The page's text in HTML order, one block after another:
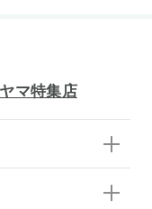
マ特集店